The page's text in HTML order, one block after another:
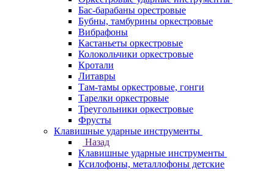
Бас-барабаны орестровые
Бубны, тамбурины оркестровые
Вибрафоны
Кастаньеты оркестровые
Колокольчики оркестровые
Кротали
Литавры
Там-тамы оркестровые, гонги
Тарелки оркестровые
Треугольники оркестровые
Фрусты
Клавишные ударные инструменты
Назад
Клавишные ударные инструменты
Ксилофоны, металлофоны детские